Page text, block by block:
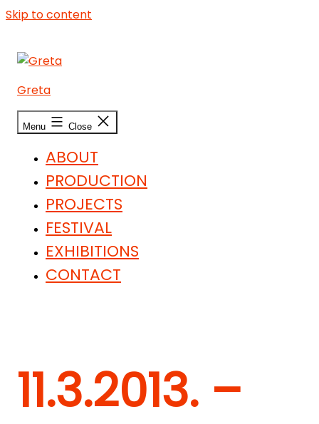
Skip to content
Greta
Menu Close
ABOUT
PRODUCTION
PROJECTS
FESTIVAL
EXHIBITIONS
CONTACT
11.3.2013. –